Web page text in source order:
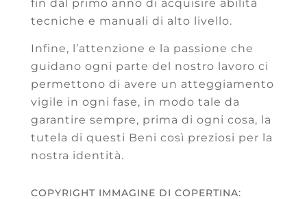
fin dal primo anno di acquisire abilità
tecniche e manuali di alto livello.
Infine, l’attenzione e la passione che
guidano ogni parte del nostro lavoro ci
permettono di avere un atteggiamento
vigile in ogni fase, in modo tale da
garantire sempre, prima di ogni cosa, la
tutela di questi Beni così preziosi per la
nostra identità.
COPYRIGHT IMMAGINE DI COPERTINA: